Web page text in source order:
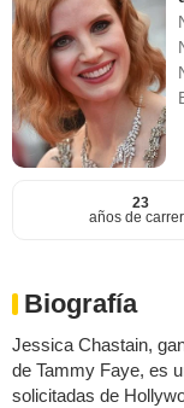
23
años de
Biografía
Jessica Chastain,
de Tammy Faye, es
solicitadas de